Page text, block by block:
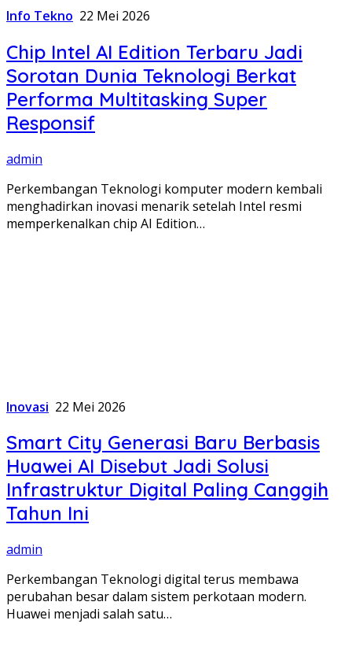
Info Tekno 22 Mei 2026
Chip Intel AI Edition Terbaru Jadi
Sorotan Dunia Teknologi Berkat
Performa Multitasking Super
Responsif
admin
Perkembangan Teknologi komputer modern kembali
menghadirkan inovasi menarik setelah Intel resmi
memperkenalkan chip AI Edition…
Inovasi 22 Mei 2026
Smart City Generasi Baru Berbasis
Huawei AI Disebut Jadi Solusi
Infrastruktur Digital Paling Canggih
Tahun Ini
admin
Perkembangan Teknologi digital terus membawa
perubahan besar dalam sistem perkotaan modern.
Huawei menjadi salah satu…